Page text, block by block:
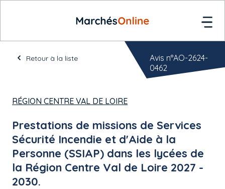
Retour à la liste
RÉGION CENTRE VAL DE LOIRE
Prestations de missions de Services
Sécurité Incendie et d'Aide à la
Personne (SSIAP) dans les lycées de
la Région Centre Val de Loire 2027 -
2030.
Avis n°AO-2624-
0462